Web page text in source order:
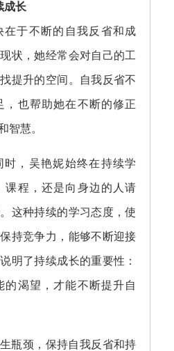
成长
在于不断的自我反省和成
状，她经常会对自己的工
提升的空间。自我反省不
，也帮助她在不断的修正
智慧。
时，吴艳妮始终在持续学
课程，还是向身边的人请
这种持续的学习态度，使
持竞争力，能够不断迎接
明了持续成长的重要性：
的渴望，才能不断提升自
瓶颈，保持自我反省和持